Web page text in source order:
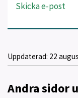
Skicka e-post
Uppdaterad: 22
Andra sidor